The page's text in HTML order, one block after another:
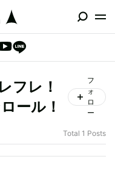
フレ！
ール！
フ
ォ
ロ
ー
Total 1 Posts